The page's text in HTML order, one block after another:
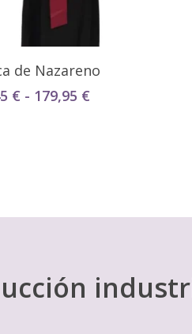
Seleccionar Opciones
de Nazareno
€ - 179,95 €